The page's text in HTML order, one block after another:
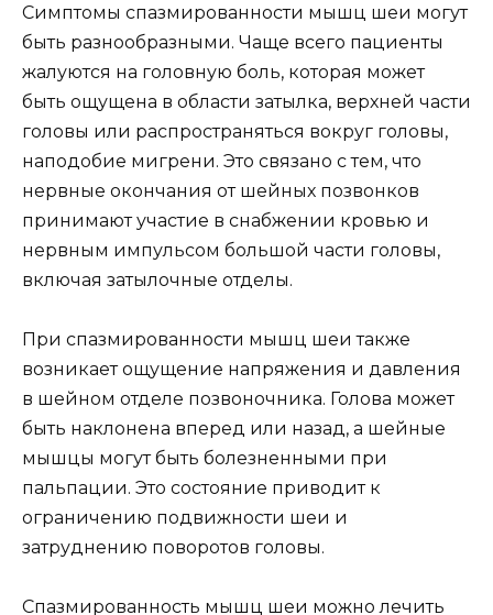
Симптомы спазмированности мышц шеи могут
быть разнообразными. Чаще всего пациенты
жалуются на головную боль, которая может
быть ощущена в области затылка, верхней части
головы или распространяться вокруг головы,
наподобие мигрени. Это связано с тем, что
нервные окончания от шейных позвонков
принимают участие в снабжении кровью и
нервным импульсом большой части головы,
включая затылочные отделы.
При спазмированности мышц шеи также
возникает ощущение напряжения и давления
в шейном отделе позвоночника. Голова может
быть наклонена вперед или назад, а шейные
мышцы могут быть болезненными при
пальпации. Это состояние приводит к
ограничению подвижности шеи и
затруднению поворотов головы.
Спазмированность мышц шеи можно лечить